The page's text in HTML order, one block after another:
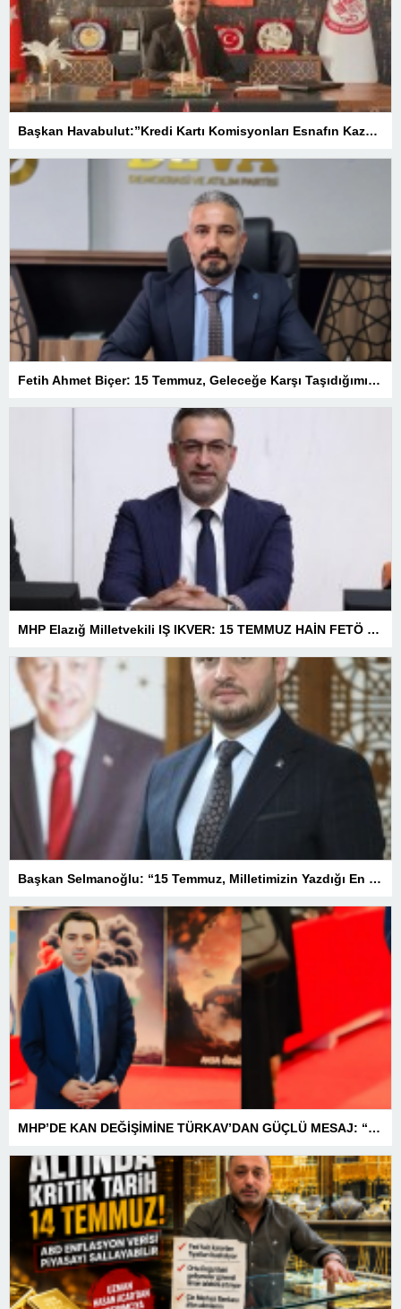
Başkan Havabulut:”Kredi Kartı Komisyonları Esnafın Kazancını Eritiyor”
Fetih Ahmet Biçer: 15 Temmuz, Geleceğe Karşı Taşıdığımız Sorumluluğu Hatırlatan Bir Milattır
MHP Elazığ Milletvekili IŞ IKVER: 15 TEMMUZ HAİN FETÖ KALKIŞMASI TÜRKİYE’Yİ İŞGAL GİRİŞİMİDİR
Başkan Selmanoğlu: “15 Temmuz, Milletimizin Yazdığı En Büyük Demokrasi Destanlarından Biridir”
MHP’DE KAN DEĞİŞİMİNE TÜRKAV’DAN GÜÇLÜ MESAJ: “BİRLİK VE BERABERLİKLE DAHA GÜÇLÜYÜZ”